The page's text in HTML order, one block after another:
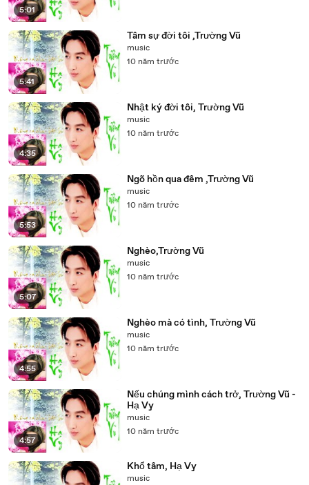
5:01
5:41
Tâm sự đời tôi ,Trường Vũ
music
10 năm trước
4:35
Nhật ký đời tôi, Trường Vũ
music
10 năm trước
5:53
Ngõ hồn qua đêm ,Trường Vũ
music
10 năm trước
5:07
Nghèo,Trường Vũ
music
10 năm trước
4:55
Nghèo mà có tình, Trường Vũ
music
10 năm trước
4:57
Nếu chúng mình cách trở, Trường Vũ -
Hạ Vy
music
10 năm trước
Khổ tâm, Hạ Vy
music